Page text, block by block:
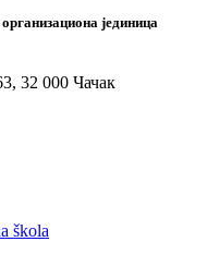
јединица
32 000 Чачак